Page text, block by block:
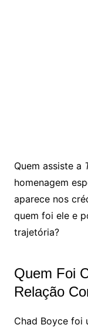
Quem assiste a
homenagem
aparece nos
quem foi ele e
trajetória?
Quem Foi
Relação
Chad Boyce foi